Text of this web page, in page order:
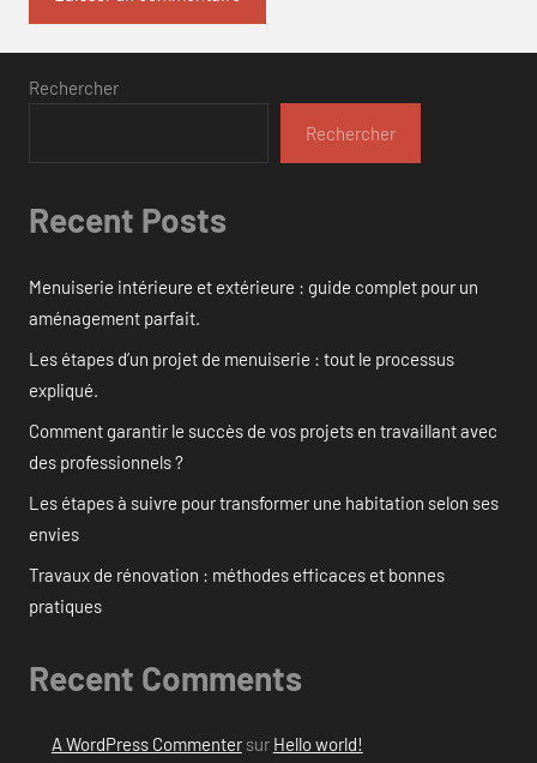
Rechercher
Rechercher
Recent Posts
Menuiserie intérieure et extérieure : guide complet pour un
aménagement parfait.
Les étapes d’un projet de menuiserie : tout le processus
expliqué.
Comment garantir le succès de vos projets en travaillant avec
des professionnels ?
Les étapes à suivre pour transformer une habitation selon ses
envies
Travaux de rénovation : méthodes efficaces et bonnes
pratiques
Recent Comments
A WordPress Commentersur Hello world!